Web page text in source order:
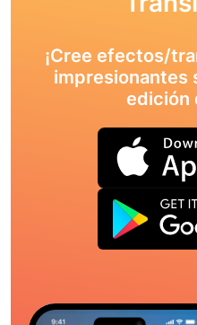
¡Cree efectos/
impresionantes
edición